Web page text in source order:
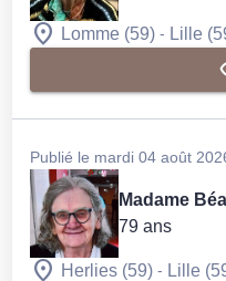
Lomme (59) - Lille
Publié le mardi 04 août
Madame
79 ans
Herlies (59) - Lille